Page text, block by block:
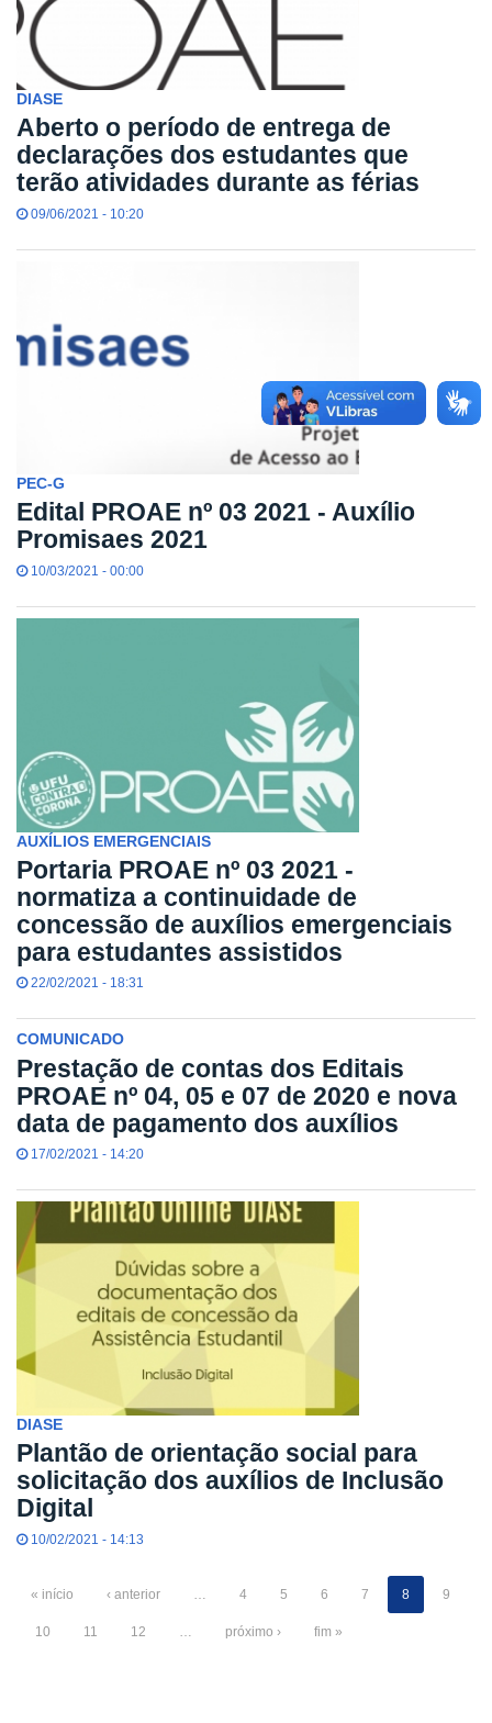
DIASE
Aberto o período de entrega de
declarações dos estudantes que
terão atividades durante as férias
09/06/2021 - 10:20
PEC-G
Edital PROAE nº 03 2021 - Auxílio
Promisaes 2021
10/03/2021 - 00:00
AUXÍLIOS EMERGENCIAIS
Portaria PROAE nº 03 2021 -
normatiza a continuidade de
concessão de auxílios emergenciais
para estudantes assistidos
22/02/2021 - 18:31
COMUNICADO
Prestação de contas dos Editais
PROAE nº 04, 05 e 07 de 2020 e nova
data de pagamento dos auxílios
17/02/2021 - 14:20
DIASE
Plantão de orientação social para
solicitação dos auxílios de Inclusão
Digital
10/02/2021 - 14:13
« início ‹ anterior 4 5 6 7 8 9
10 11 12 próximo › fim »